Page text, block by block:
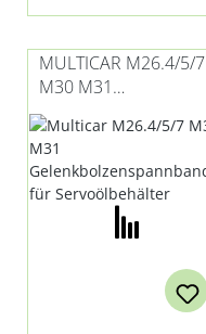
MULTICAR M26.4/5/7
M30 M31
GELENKBOLZENSPAN
NBAND FÜR
SERVOÖLBEHÄLTER